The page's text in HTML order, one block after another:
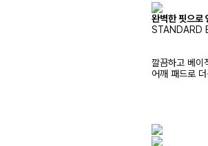
완벽한 핏으로
STANDARD
깔끔하고 베이
어깨 패드로